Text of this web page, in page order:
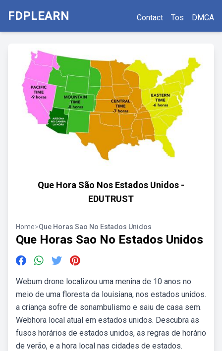
FDPLEARN Contact Tos DMCA
Que Hora São Nos Estados Unidos -
EDUTRUST
Home>Que Horas Sao No Estados Unidos
Que Horas Sao No Estados Unidos
Webum drone localizou uma menina de 10 anos no
meio de uma floresta da louisiana, nos estados unidos.
a criança sofre de sonambulismo e saiu de casa sem.
Webhora local atual em estados unidos. Descubra as
fusos horários de estados unidos, as regras de horário
de verão, e a hora local nas cidades de estados.